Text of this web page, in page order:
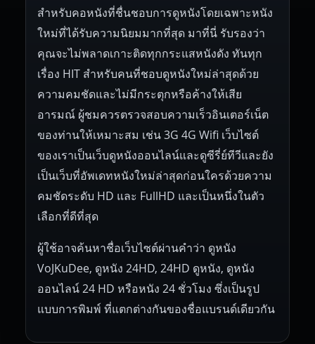
สำหรับคอหนังที่ชื่นชอบการดูหนังโดยเฉพาะหนัง
ใหม่ที่ได้รับความนิยมมากที่สุด มาที่นี่ รับรองว่า
คุณจะไม่พลาดเกาะติดทุกกระแสหนังดัง ทันทุก
เรื่อง HIT สำหรับคนที่ชอบดูหนังใหม่ล่าสุดด้วย
ความคมชัดและไม่มีกระตุกหรือค้างให้เสีย
อารมณ์ ผู้ชมควรตรวจสอบความเร็วอินเตอร์เน็ต
ของท่านให้เหมาะสม เช่น 3G 4G Wifi เว็บไซต์
ของเราเป็นเว็บดูหนังออนไลน์และดูซีรี่ย์ทีวีและยัง
เป็นเว็บที่อัพเดทหนังใหม่ล่าสุดก่อนใครด้วยความ
คมชัดระดับ HD และ FullHD และเป็นหนึ่งในตัว
เลือกที่ดีที่สุด
ผู้ใช้อาจค้นหาชื่อเว็บไซต์ผ่านคำว่า ดูหนัง
VoJKuDee, ดูหนัง 24HD, 24HD ดูหนัง, ดูหนัง
ออนไลน์ 24 HD หรือหนัง 24 ชั่วโมง ซึ่งเป็นรูป
แบบการพิมพ์ ที่แตกต่างกันของชื่อแบรนด์เดียวกัน